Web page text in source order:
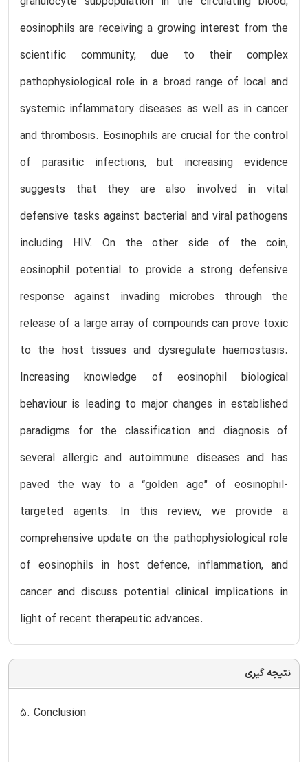
eosinophils are receiving a growing interest from the
scientific community, due to their complex
pathophysiological role in a broad range of local and
systemic inflammatory diseases as well as in cancer
and thrombosis. Eosinophils are crucial for the control
of parasitic infections, but increasing evidence
suggests that they are also involved in vital
defensive tasks against bacterial and viral pathogens
including HIV. On the other side of the coin,
eosinophil potential to provide a strong defensive
response against invading microbes through the
release of a large array of compounds can prove toxic
to the host tissues and dysregulate haemostasis.
Increasing knowledge of eosinophil biological
behaviour is leading to major changes in established
paradigms for the classification and diagnosis of
several allergic and autoimmune diseases and has
paved the way to a “golden age” of eosinophil-
targeted agents. In this review, we provide a
comprehensive update on the pathophysiological role
of eosinophils in host defence, inflammation, and
cancer and discuss potential clinical implications in
light of recent therapeutic advances.
نتیجه گیری
5. Conclusion